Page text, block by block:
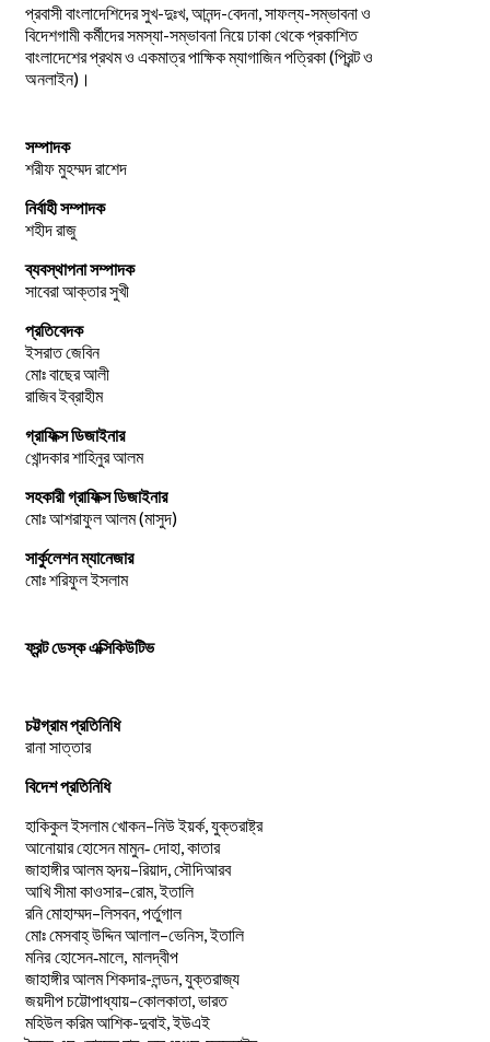
প্রবাসী বাংলাদেশিদের সুখ-দুঃখ, আনন্দ-বেদনা, সাফল্য-সম্ভাবনা ও
বিদেশগামী কর্মীদের সমস্যা-সম্ভাবনা নিয়ে ঢাকা থেকে প্রকাশিত
বাংলাদেশের প্রথম ও একমাত্র পাক্ষিক ম্যাগাজিন পত্রিকা (প্রিন্ট ও
অনলাইন)।
সম্পাদক
শরীফ মুহম্মদ রাশেদ
নির্বাহী সম্পাদক
শহীদ রাজু
ব্যবস্থাপনা সম্পাদক
সাবেরা আক্তার সুখী
প্রতিবেদক
ইসরাত জেবিন
মোঃ বাছের আলী
রাজিব ইব্রাহীম
গ্রাফিক্স ডিজাইনার
খোন্দকার শাহিনুর আলম
সহকারী গ্রাফিক্স ডিজাইনার
মোঃ আশরাফুল আলম (মাসুদ)
সার্কুলেশন ম্যানেজার
মোঃ শরিফুল ইসলাম
ফ্রন্ট ডেস্ক এক্সিকিউটিভ
চট্টগ্রাম প্রতিনিধি
রানা সাত্তার
বিদেশ প্রতিনিধি
হাকিকুলইসলামখোকন–নিউইয়র্ক, যুক্তরাষ্ট্র
আনোয়ারহোসেনমামুন-দোহা কাতার
জাহাঙ্গীরআলমহৃদয়–রিয়াদ সৌদিআরব
আখিসীমাকাওসার–রোম,ইতালি
রনিমোহাম্মদ–লিসবন, পর্তুগাল
মোঃমেসবাহ্উদ্দিনআলাল–ভেনিস,ইতালি
মনির হোসেন-মালে, মালদ্বীপ
জাহাঙ্গীর আলম শিকদার-লন্ডন, যুক্তরাজ্য
জয়দীপচট্টোপাধ্যায়–কোলকাতা ভারত
মহিউল করিম আশিক-দুবাই, ইউএই